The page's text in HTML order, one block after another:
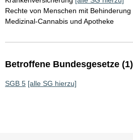
Rechte von Menschen mit Behinderung
Medizinal-Cannabis und Apotheke
Betroffene Bundesgesetze (1)
SGB 5 [alle SG hierzu]